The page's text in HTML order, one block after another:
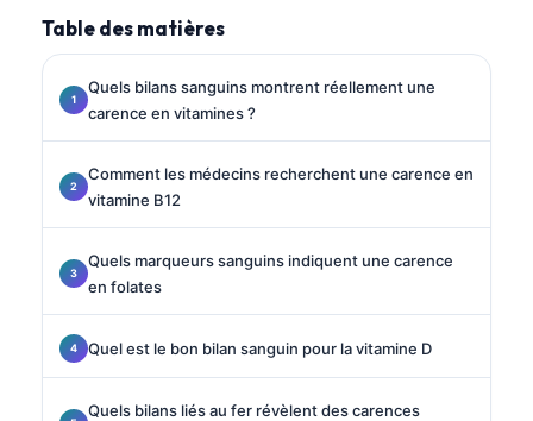
Table des matières
Quels bilans sanguins montrent réellement une
carence en vitamines ?
Comment les médecins recherchent une carence en
vitamine B12
Quels marqueurs sanguins indiquent une carence
en folates
Quel est le bon bilan sanguin pour la vitamine D
Quels bilans liés au fer révèlent des carences